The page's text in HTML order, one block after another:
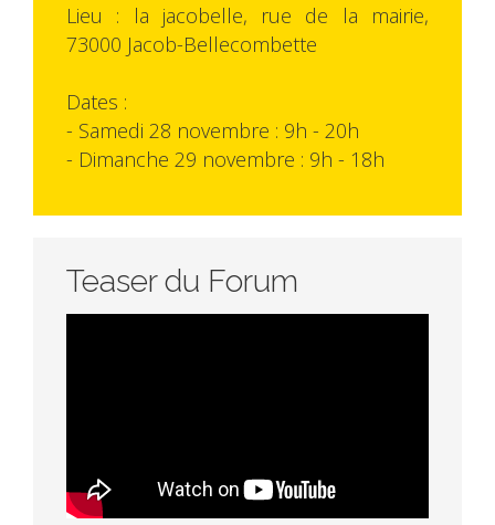
Lieu : la jacobelle, rue de la mairie,
73000 Jacob-Bellecombette
Dates :
- Samedi 28 novembre : 9h - 20h
- Dimanche 29 novembre : 9h - 18h
Teaser du Forum